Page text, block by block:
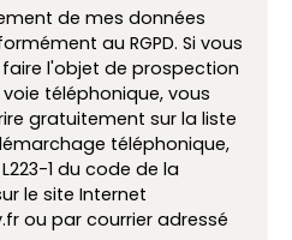
de mes données
au RGPD. Si vous
l'objet de prospection
téléphonique, vous
gratuitement sur la liste
téléphonique,
1 du code de la
le site Internet
ou par courrier adressé